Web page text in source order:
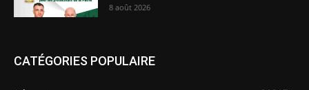
8 août 2026
CATÉGORIES POPULAIRE